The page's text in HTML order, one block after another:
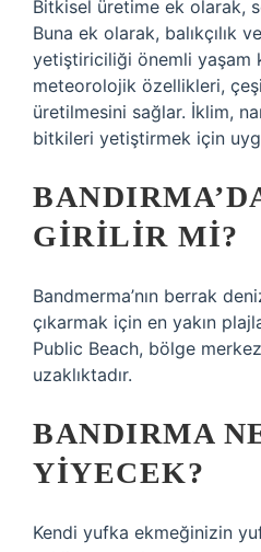
Bitkisel üretime ek olarak,
Buna ek olarak, balıkçılık
yetiştiriciliği önemli yaşam
meteorolojik özellikleri,
üretilmesini sağlar. İklim,
bitkileri yetiştirmek için
GIRILIR MI?
Bandmerma’nın berrak
çıkarmak için en yakın
Public Beach, bölge
uzaklıktadır.
BANDIRMA
YIYECEK?
Kendi yufka ekmeğinizin